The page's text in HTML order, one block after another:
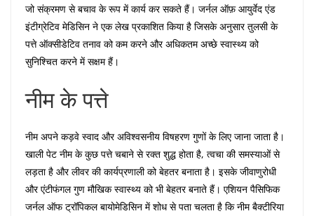
जो संक्रमण से बचाव के रूप में कार्य कर सकते हैं। जर्नल ऑफ़ आयुर्वेद एंड
इंटीग्रेटिव मेडिसिन ने एक लेख प्रकाशित किया है जिसके अनुसार तुलसी के
पत्ते ऑक्सीडेटिव तनाव को कम करने और अधिकतम अच्छे स्वास्थ्य को
सुनिश्चित करने में सक्षम हैं।
नीम के पत्ते
नीम अपने कड़वे स्वाद और अविश्वसनीय विषहरण गुणों के लिए जाना जाता है।
खाली पेट नीम के कुछ पत्ते चबाने से रक्त शुद्ध होता है, त्वचा की समस्याओं से
लड़ता है और लीवर की कार्यप्रणाली को बेहतर बनाता है। इसके जीवाणुरोधी
और एंटीफंगल गुण मौखिक स्वास्थ्य को भी बेहतर बनाते हैं। एशियन पैसिफिक
जर्नल ऑफ ट्रॉपिकल बायोमेडिसिन में शोध से पता चलता है कि नीम बैक्टीरिया